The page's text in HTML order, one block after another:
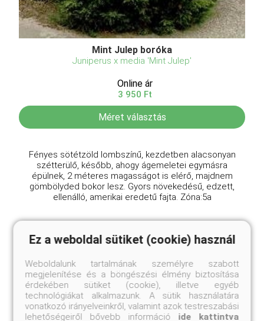
Mint Julep boróka
Juniperus x media 'Mint Julep'
Online ár
3 950 Ft
Méret választás
Fényes sötétzöld lombszínű, kezdetben alacsonyan
szétterülő, később, ahogy ágemeletei egymásra
épülnek, 2 méteres magasságot is elérő, majdnem
gömbölyded bokor lesz. Gyors növekedésű, edzett,
ellenálló, amerikai eredetű fajta. Zóna:5a
Ez a weboldal sütiket (cookie) használ
Weboldalunk tartalmának személyre szabott
megjelenítése és a böngészési élmény biztosítása
érdekében sütiket (cookie), illetve egyéb
technológiákat alkalmazunk. A sütik használatára
vonatkozó irányelveinkről, valamint azok testreszabási
lehetőségeiről bővebb információ ide kattintva